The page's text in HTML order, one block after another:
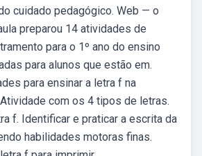
cuidado pedagógico. Web — o
preparou 14 atividades de
para o 1º ano do ensino
para alunos que estão em.
para ensinar a letra f na
com os 4 tipos de letras.
f. Identificar e praticar a escrita da
habilidades motoras finas.